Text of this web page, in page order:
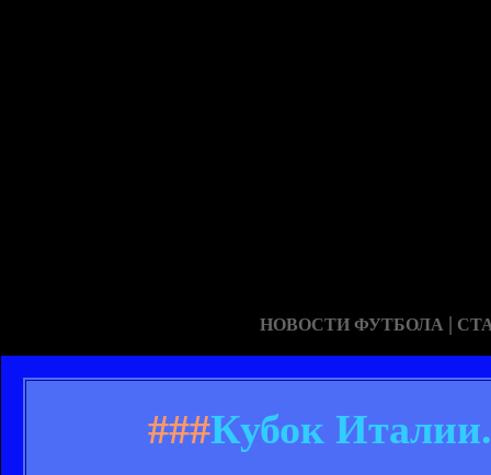
НОВОСТИ ФУТБОЛА |
###Кубок